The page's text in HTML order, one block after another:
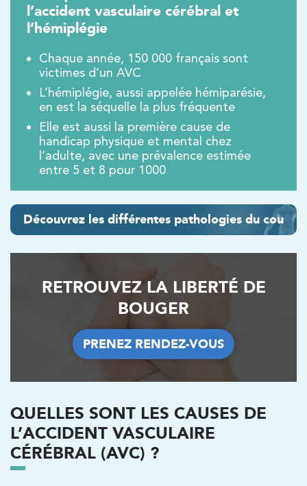
l’accident vasculaire cérébral et
l’hémiplégie
Chaque année, 150 000 français sont
victimes d’un AVC
L’hémiplégie, aussi appelée hémiparésie,
en est la séquelle la plus fréquente
Elle est aussi la première cause de
handicap physique et mental chez
l’adulte, avec une prévalence estimée
entre 5 et 8 pour 1000
Découvrez les différentes pathologies du cou
RETROUVEZ LA LIBERTÉ DE
BOUGER
PRENEZ RENDEZ-VOUS
PRENEZ RENDEZ-VOUS
QUELLES SONT LES CAUSES DE
L’ACCIDENT VASCULAIRE
CÉRÉBRAL (AVC) ?
Trouvez votre cabinet de
kinésithérapie IK
Besoin d’Imagerie Médicale à Antony ? IRM, scanner,
échographie, infiltrations, radiologie… Olympe Imagerie
vous reçoit dans des délais courts sur le Centre Olympe
Santé, même bâtiment que votre kinésithérapeute !
Filtrer les cabinets avec balnéothérapie
8 Avenue de Camoens 75116 Paris
01 42 15 22 46
PRENDRE RDV
Kinésithérapie
IK Paris 6 – Cassette
1 Rue Cassette 75006 Paris
1 Rue Cassette 75006 Paris
01 42 84 06 95